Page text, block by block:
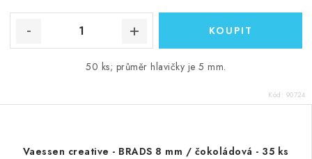
50 ks; průměr hlavičky je 5 mm.
Kód: 90724
Vaessen creative - BRADS 8 mm / čokoládová - 35 ks